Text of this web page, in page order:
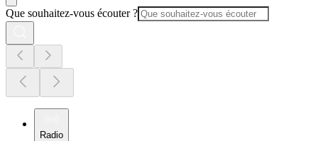
Que souhaitez-vous écouter ?
Radio